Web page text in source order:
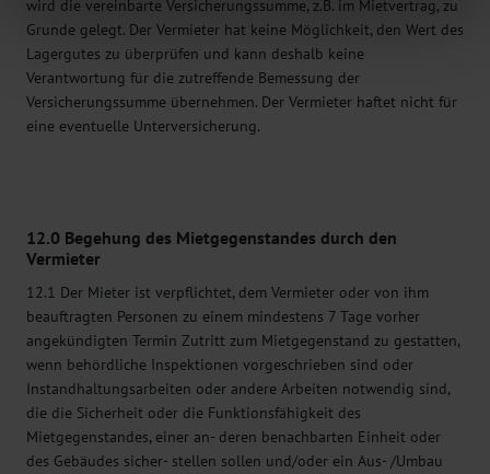
wird die vereinbarte Versicherungssumme, z.B. im Mietvertrag, zu
Grunde gelegt. Der Vermieter hat keine Möglichkeit, den Wert des
Lagergutes zu überprüfen und kann deshalb keine
Verantwortung für die zutreffende Bemessung der
Versicherungssumme übernehmen. Der Vermieter haftet nicht für
eine eventuelle Unterversicherung.
12.0 Begehung des Mietgegenstandes durch den
Vermieter
12.1 Der Mieter ist verpflichtet, dem Vermieter oder von ihm
beauftragten Personen zu einem mindestens 7 Tage vorher
angekündigten Termin Zutritt zum Mietgegenstand zu gestatten,
wenn behördliche Inspektionen vorgeschrieben sind oder
Instandhaltungsarbeiten oder andere Arbeiten notwendig sind,
die die Sicherheit oder die Funktionsfähigkeit des
Mietgegenstandes, einer an- deren benachbarten Einheit oder
des Gebäudes sicher- stellen sollen und/oder ein Aus- /Umbau